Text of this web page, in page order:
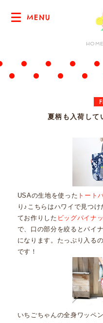
MENU
HOME
夏柄も入荷し
USAの生地を使った トート
り♪こちらはハワイで見つ
てお作りした ビッグパイナ
で、口の部分を絞るとパイ
になります。たっぷり入る
です！
いちごちゃんの全身ワッペ